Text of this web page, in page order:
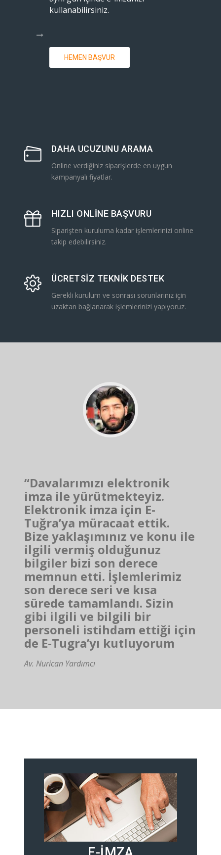
kullanabilirsiniz.
HEMEN BAŞVUR
DAHA UCUZUNU ARAMA
Online verdiğiniz siparişlerde en uygun
kampanyalı fiyatlar.
HIZLI ONLINE BAŞVURU
Siparişten kuruluma kadar işlemlerinizi online
takip edebilirsiniz.
ÜCRETSIZ TEKNIK DESTEK
Gerekli kurulum ve sonrası sorunlarınız için
uzaktan bağlanarak işlemlerinizi yapıyoruz.
“Davalarımızı elektronik
imza ile yürütmekteyiz.
Elektronik imza için E-
Tuğra’ya müracaat ettik.
Bize yaklaşımınız ve konu ile
ilgili vermiş olduğunuz
bilgiler bizi son derece
memnun etti. İşlemlerimiz
son derece seri ve kısa
sürede tamamlandı. Sizin
gibi ilgili ve bilgili bir
personeli istihdam ettiği için
de E-Tugra’yı kutluyorum
Av. Nurican Yardımcı